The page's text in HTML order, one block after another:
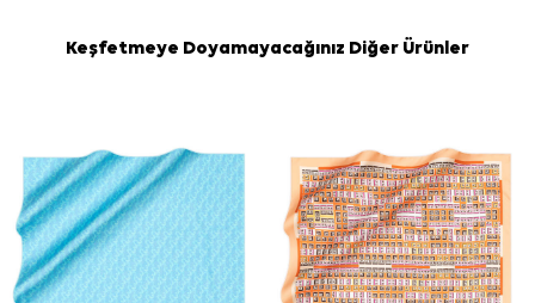
Keşfetmeye Doyamayacağınız Diğer Ürünler